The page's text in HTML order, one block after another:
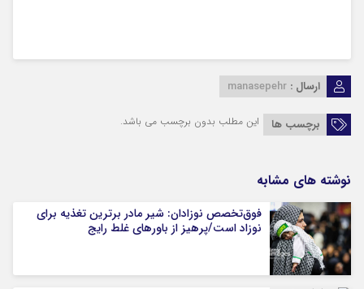
ارسال : manasepehr
برچسب ها این مطلب بدون برچسب می باشد.
نوشته های مشابه
فوق‌تخصص نوزادان: شیر مادر برترین تغذیه برای
نوزاد است/پرهیز از باورهای غلط رایج